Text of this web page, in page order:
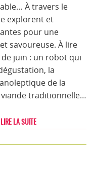
À travers le
explorent et
pour une
savoureuse. À lire
juin : un robot qui
la
de la
traditionnelle…
LIRE LA SUITE